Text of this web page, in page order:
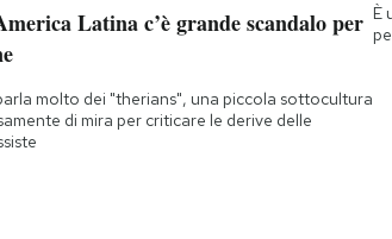
Latina c’è grande scandalo per
molto dei "therians", una piccola sottocultura
di mira per criticare le derive delle
È